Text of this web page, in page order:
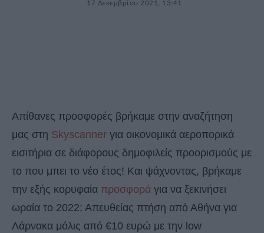
17 Δεκεμβρίου 2021, 13:41
Απίθανες προσφορές βρήκαμε στην αναζήτηση
μας στη Skyscanner για οικονομικά αεροπορικά
εισιτήρια σε διάφορους δημοφιλείς προορισμούς με
το που μπει το νέο έτος! Και ψάχνοντας, βρήκαμε
την εξής κορυφαία προσφορά για να ξεκινήσει
ωραία το 2022: Απευθείας πτήση από Αθήνα για
Λάρνακα μόλις από €10 ευρώ με την low